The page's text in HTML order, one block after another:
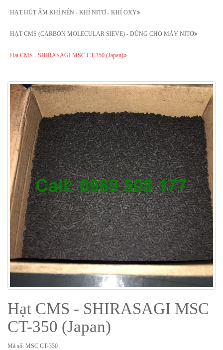
HẠT HÚT ẨM KHÍ NÉN - KHÍ NITƠ - KHÍ OXY
HẠT CMS (CARBON MOLECULAR SIEVE) - DÙNG CHO MÁY NITƠ
Hạt CMS - SHIRASAGI MSC CT-350 (Japan)
Hạt CMS - SHIRASAGI MSC
CT-350 (Japan)
Mã số: MSC CT-350